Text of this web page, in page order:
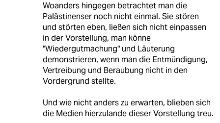
Woanders hingegen betrachtet man die
Palästinenser noch nicht einmal. Sie stören
und störten eben, ließen sich nicht einpassen
in der Vorstellung, man könne
"Wiedergutmachung" und Läuterung
demonstrieren, wenn man die Entmündigung,
Vertreibung und Beraubung nicht in den
Vordergrund stellte.
Und wie nicht anders zu erwarten, blieben sich
die Medien hierzulande dieser Vorstellung treu.